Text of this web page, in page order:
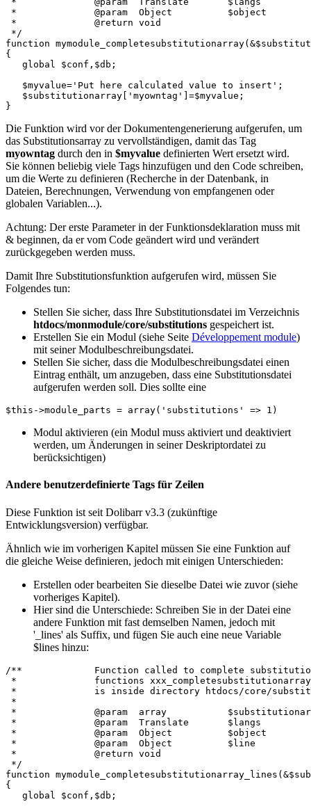
*/
function mymodule_completesubstitutionarray( &
{
global
$conf , $db ;
$myvalue= 'Put here calculated value to insert' ;
$substitutionarray
'myowntag' =$myvalue ;
}
Die Funktion wird vor der Dokumentengenerierung aufgerufen, um
das Substitutionsarray zu vervollständigen, damit das Tag
myowntag durch den in $myvalue definierten Wert ersetzt wird.
Sie können beliebig viele Tags hinzufügen und den Code schreiben,
um die Werte zu definieren (Recherche in der Datenbank, in
Dateien, Berechnungen, Verwendung von empfangenen oder
globalen Variablen...).
Achtung: Der erste Parameter in der Funktionsdeklaration muss mit
& beginnen, da er vom Code geändert wird und verändert
zurückgegeben werden muss.
Damit Ihre Substitutionsfunktion aufgerufen wird, müssen Sie
Folgendes tun:
Stellen Sie sicher, dass Ihre Substitutionsdatei im Verzeichnis
htdocs/monmodule/core/substitutions gespeichert ist.
Erstellen Sie ein Modul (siehe Seite Développement module)
mit seiner Modulbeschreibungsdatei.
Stellen Sie sicher, dass die Modulbeschreibungsdatei einen
Eintrag enthält, um anzugeben, dass eine Substitutionsdatei
aufgerufen werden soll. Dies sollte eine
$this ->module_parts = array( 'substitutions' => 1 )
Modul aktivieren (ein Modul muss aktiviert und deaktiviert
werden, um Änderungen in seiner Deskriptordatei zu
berücksichtigen)
Andere benutzerdefinierte Tags für Zeilen
Diese Funktion ist seit Dolibarr v3.3 (zukünftige
Entwicklungsversion) verfügbar.
Ähnlich wie im vorherigen Kapitel müssen Sie eine Funktion auf
die gleiche Weise definieren, jedoch mit einigen Unterschieden:
Erstellen oder bearbeiten Sie dieselbe Datei wie zuvor (siehe
vorheriges Kapitel).
Hier sind die Unterschiede: Schreiben Sie in der Datei eine
andere Funktion mit fast demselben Namen, jedoch mit
'_lines' als Suffix, und fügen Sie auch eine neue Variable
$lines hinzu:
/** 		Function called to complete
* 		functions
* 		is inside directory htdocs/core/
*
*              @param  Object          $line
*/
function mymodule_completesubstitutionarray_lines (&
{
global
$conf , $db ;